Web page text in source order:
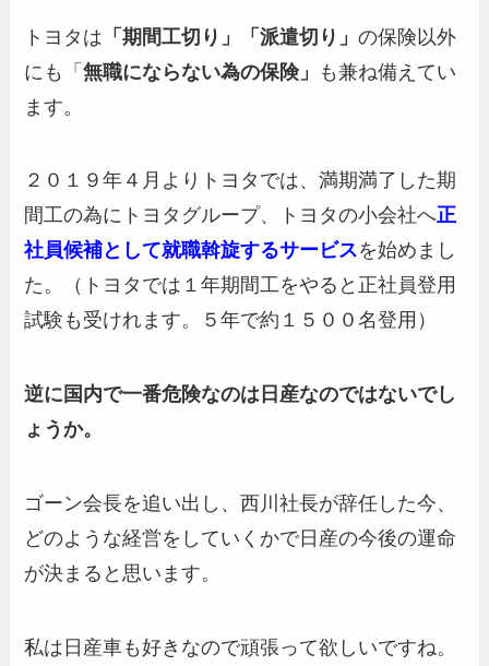
トヨタは 「期間工切り」「派遣切り」の保険以外
にも「無職にならない為の保険」
も兼ね備えてい
ます。
２０１９年４月よりトヨタでは、満期満了した期
間工の為にトヨタグループ、トヨタの小会社へ正
社員候補として就職斡旋するサービスを始めまし
た。（トヨタでは１年期間工をやると正社員登用
試験も受けれます。５年で約１５００名登用）
逆に国内で一番危険なのは日産なのではないでし
ょうか。
ゴーン会長を追い出し、西川社長が辞任した今、
どのような経営をしていくかで日産の今後の運命
が決まると思います。
私は日産車も好きなので頑張って欲しいですね。